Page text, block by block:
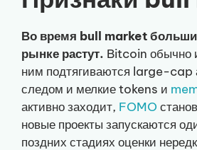
Во время bull market
рынке растут. Bitcoin обычно
ним подтягиваются large-cap
следом и мелкие tokens и
активно заходит, FOMO
новые проекты запускаются
поздних стадиях оценки